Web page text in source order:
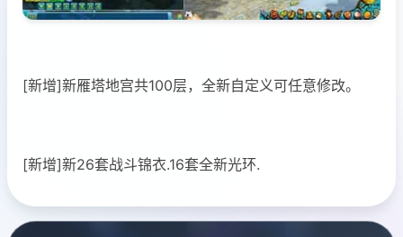
[新增]新雁塔地宫共100层，全新自定义可任意修改。
[新增]新26套战斗锦衣.16套全新光环.